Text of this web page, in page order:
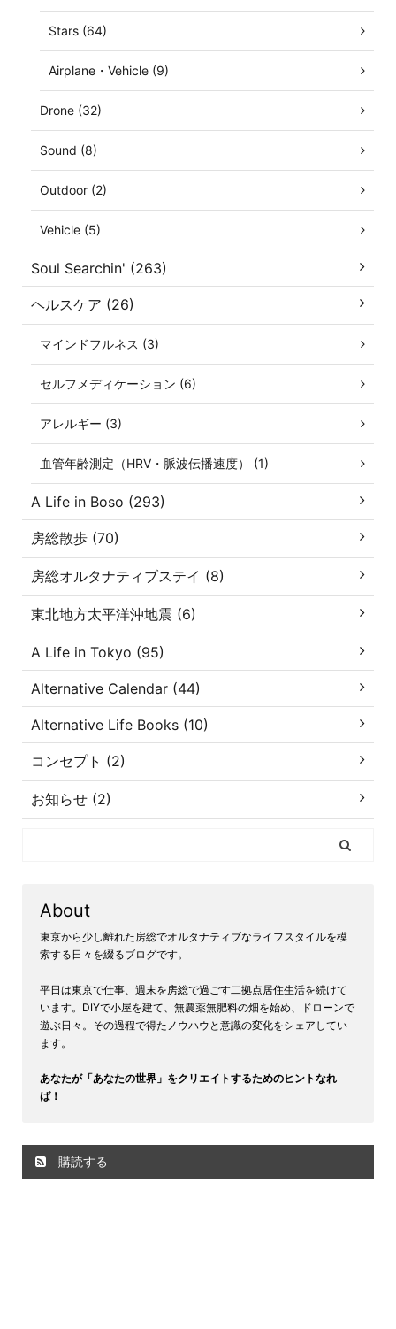
Stars (64)
Airplane・Vehicle (9)
Drone (32)
Sound (8)
Outdoor (2)
Vehicle (5)
Soul Searchin' (263)
ヘルスケア (26)
マインドフルネス (3)
セルフメディケーション (6)
アレルギー (3)
血管年齢測定（HRV・脈波伝播速度） (1)
A Life in Boso (293)
房総散歩 (70)
房総オルタナティブステイ (8)
東北地方太平洋沖地震 (6)
A Life in Tokyo (95)
Alternative Calendar (44)
Alternative Life Books (10)
コンセプト (2)
お知らせ (2)
About
東京から少し離れた房総でオルタナティブなライフスタイルを模
索する日々を綴るブログです。
平日は東京で仕事、週末を房総で過ごす二拠点居住生活を続けて
います。DIYで小屋を建て、無農薬無肥料の畑を始め、ドローンで
遊ぶ日々。その過程で得たノウハウと意識の変化をシェアしてい
ます。
あなたが「あなたの世界」をクリエイトするためのヒントなれ
ば！
購読する